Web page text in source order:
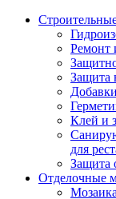
Ремонт
Защита
Клей и
для
Защита
Отделочные
Мозаика